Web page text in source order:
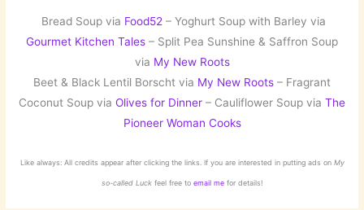
Bread Soup via Food52 – Yoghurt Soup with Barley via
Gourmet Kitchen Tales – Split Pea Sunshine & Saffron Soup
via My New Roots
Beet & Black Lentil Borscht via My New Roots – Fragrant
Coconut Soup via Olives for Dinner – Cauliflower Soup via The
Pioneer Woman Cooks
Like always: All credits appear after clicking the links. If you are interested in putting ads on My
so-called Luckfeel free toemail me for details!